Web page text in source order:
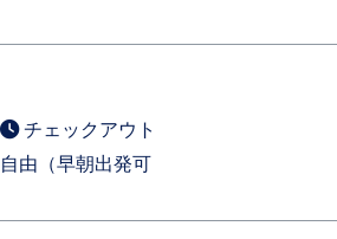
チェックアウト
自由（早朝出発可